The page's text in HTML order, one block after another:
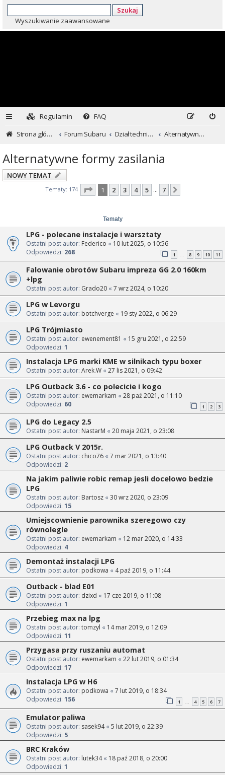
Szukaj
Wyszukiwanie zaawansowane
Regulamin
FAQ
Strona główna
Forum Subaru Dział techniczny ...czyli dla kochających inaczej Alternatywne formy zasilania
Alternatywne formy zasilania
NOWY TEMAT
Tematy: 174 Strona z7
1 2 3 4 5 … 7
Tematy
LPG - polecane instalacje i warsztaty
Ostatni post autor: Federico « 10 lut 2025, o 10:56
Odpowiedzi: 268 1 … 8 9 10 11
Falowanie obrotów Subaru impreza GG 2.0 160km
+lpg
Ostatni post autor: Grado20 « 7 wrz 2024, o 10:20
LPG w Levorgu
Ostatni post autor: botchverge « 19 sty 2022, o 06:29
LPG Trójmiasto
Ostatni post autor: ewenement81 « 15 gru 2021, o 22:59
Odpowiedzi: 1
Instalacja LPG marki KME w silnikach typu boxer
Ostatni post autor: Arek.W « 27 lis 2021, o 09:42
LPG Outback 3.6 - co polecicie i kogo
Ostatni post autor: ewemarkam « 28 paź 2021, o 11:10
Odpowiedzi: 60 1 2 3
LPG do Legacy 2.5
Ostatni post autor: NastarM « 20 maja 2021, o 23:08
LPG Outback V 2015r.
Ostatni post autor: chico76 « 7 mar 2021, o 13:40
Odpowiedzi: 2
Na jakim paliwie robic remap jesli docelowo bedzie
LPG
Ostatni post autor: Bartosz « 30 wrz 2020, o 23:09
Odpowiedzi: 15
Umiejscownienie parownika szeregowo czy
równolegle
Ostatni post autor: ewemarkam « 12 mar 2020, o 14:33
Odpowiedzi: 4
Demontaż instalacji LPG
Ostatni post autor: podkowa « 4 paź 2019, o 11:44
Outback - blad E01
Ostatni post autor: dzixd « 17 cze 2019, o 11:08
Odpowiedzi: 1
Przebieg max na lpg
Ostatni post autor: tomzyl « 14 mar 2019, o 12:09
Odpowiedzi: 11
Przygasa przy ruszaniu automat
Ostatni post autor: ewemarkam « 22 lut 2019, o 01:34
Odpowiedzi: 17
Instalacja LPG w H6
Ostatni post autor: podkowa « 7 lut 2019, o 18:34
Odpowiedzi: 156 1 … 4 5 6 7
Emulator paliwa
Ostatni post autor: sasek94« 5 lut 2019, o 22:39
Odpowiedzi: 5
BRC Kraków
Ostatni post autor: lutek34« 18 paź 2018, o 20:00
Odpowiedzi: 1